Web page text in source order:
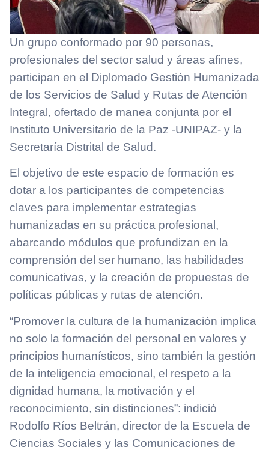
Un grupo conformado por 90 personas,
profesionales del sector salud y áreas afines,
participan en el Diplomado Gestión Humanizada
de los Servicios de Salud y Rutas de Atención
Integral, ofertado de manea conjunta por el
Instituto Universitario de la Paz -UNIPAZ- y la
Secretaría Distrital de Salud.
El objetivo de este espacio de formación es
dotar a los participantes de competencias
claves para implementar estrategias
humanizadas en su práctica profesional,
abarcando módulos que profundizan en la
comprensión del ser humano, las habilidades
comunicativas, y la creación de propuestas de
políticas públicas y rutas de atención.
“Promover la cultura de la humanización implica
no solo la formación del personal en valores y
principios humanísticos, sino también la gestión
de la inteligencia emocional, el respeto a la
dignidad humana, la motivación y el
reconocimiento, sin distinciones”: indició
Rodolfo Ríos Beltrán, director de la Escuela de
Ciencias Sociales y las Comunicaciones de